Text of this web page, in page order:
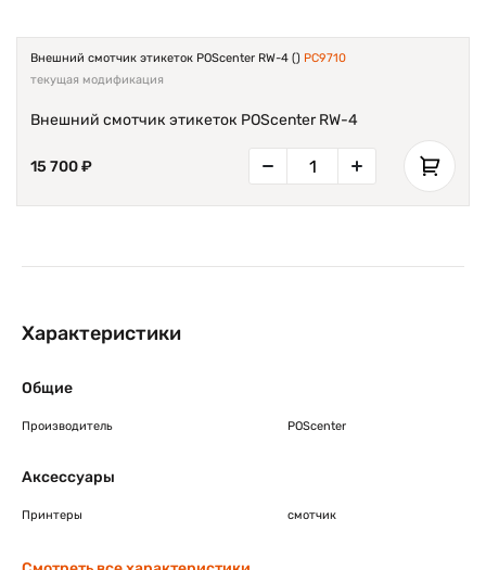
Внешний смотчик этикеток POScenter RW-4 () PC9710
текущая модификация
Внешний смотчик этикеток POScenter RW-4
15 700 ₽
Характеристики
Общие
Производитель POScenter
Аксессуары
Принтеры смотчик